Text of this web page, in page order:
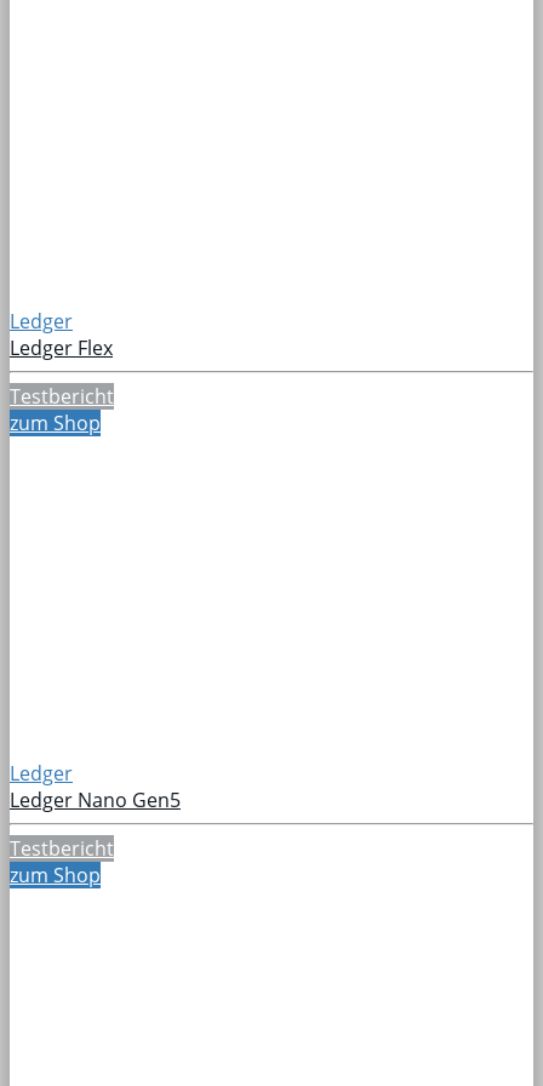
Ledger
Ledger Flex
Testbericht
zum Shop
Ledger
Ledger Nano Gen5
Testbericht
zum Shop